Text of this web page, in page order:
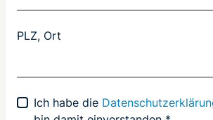
PLZ, Ort
D
Ich habe die